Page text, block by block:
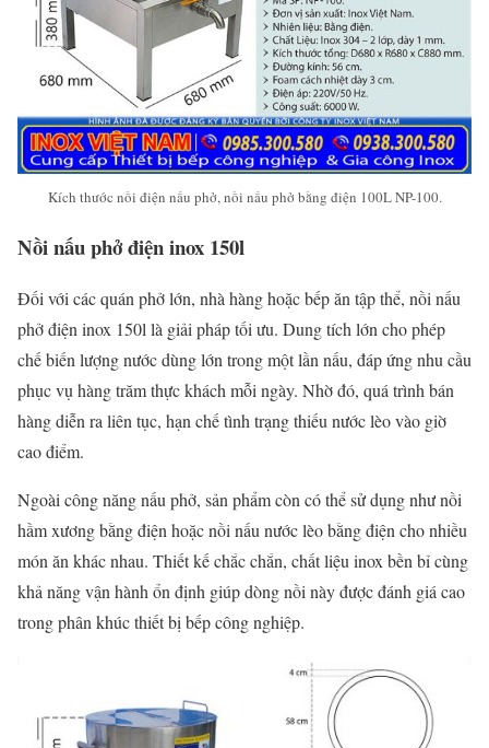
Kích thước nồi điện nấu phở, nồi nấu phở bằng điện 100L NP-100.
Nồi nấu phở điện inox 150l
Đối với các quán phở lớn, nhà hàng hoặc bếp ăn tập thể, nồi nấu
phở điện inox 150l là giải pháp tối ưu. Dung tích lớn cho phép
chế biến lượng nước dùng lớn trong một lần nấu, đáp ứng nhu cầu
phục vụ hàng trăm thực khách mỗi ngày. Nhờ đó, quá trình bán
hàng diễn ra liên tục, hạn chế tình trạng thiếu nước lèo vào giờ
cao điểm.
Ngoài công năng nấu phở, sản phẩm còn có thể sử dụng như nồi
hầm xương bằng điện hoặc nồi nấu nước lèo bằng điện cho nhiều
món ăn khác nhau. Thiết kế chắc chắn, chất liệu inox bền bỉ cùng
khả năng vận hành ổn định giúp dòng nồi này được đánh giá cao
trong phân khúc thiết bị bếp công nghiệp.